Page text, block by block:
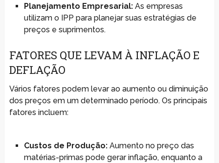
Planejamento Empresarial:As empresas
utilizam o IPP para planejar suas estratégias de
preços e suprimentos.
FATORES QUE LEVAM À INFLAÇÃO E
DEFLAÇÃO
Vários fatores podem levar ao aumento ou diminuição
dos preços em um determinado período. Os principais
fatores incluem:
Custos de Produção:Aumento no preço das
matérias-primas pode gerar inflação, enquanto a